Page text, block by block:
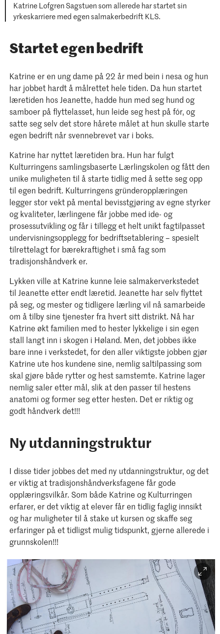
Katrine Lofgren Sagstuen som allerede har startet sin
yrkeskarriere med egen salmakerbedrift KLS.
Startet egen bedrift
Katrine er en ung dame på 22 år med bein i nesa og hun
har jobbet hardt å målrettet hele tiden. Da hun startet
læretiden hos Jeanette, hadde hun med seg hund og
samboer på flyttelasset, hun leide seg hest på fór, og
satte seg selv det store hårete målet at hun skulle starte
egen bedrift når svennebrevet var i boks.
Katrine har nyttet læretiden bra. Hun har fulgt
Kulturringens samlingsbaserte Lærlingskolen og fått den
unike muligheten til å starte tidlig med å sette seg opp
til egen bedrift. Kulturringens gründeropplæringen
legger stor vekt på mental bevisstgjøring av egne styrker
og kvaliteter, lærlingene får jobbe med ide- og
prosessutvikling og får i tillegg et helt unikt fagtilpasset
undervisningsopplegg for bedriftsetablering – spesielt
tilrettelagt for bærekraftighet i små fag som
tradisjonshåndverk er.
Lykken ville at Katrine kunne leie salmakerverkstedet
til Jeanette etter endt læretid. Jeanette har selv flyttet
på seg, og mester og tidligere lærling vil nå samarbeide
om å tilby sine tjenester fra hvert sitt distrikt. Nå har
Katrine økt familien med to hester lykkelige i sin egen
stall langt inn i skogen i Høland. Men, det jobbes ikke
bare inne i verkstedet, for den aller viktigste jobben gjør
Katrine ute hos kundene sine, nemlig saltilpassing som
skal gjøre både rytter og hest samstemte. Katrine lager
nemlig saler etter mål, slik at den passer til hestens
anatomi og former seg etter hesten. Det er riktig og
godt håndverk det!!!
Ny utdanningstruktur
I disse tider jobbes det med ny utdanningstruktur, og det
er viktig at tradisjonshåndverksfagene får gode
opplæringsvilkår. Som både Katrine og Kulturringen
erfarer, er det viktig at elever får en tidlig faglig innsikt
og har muligheter til å stake ut kursen og skaffe seg
erfaringer på et tidligst mulig tidspunkt, gjerne allerede i
grunnskolen!!!